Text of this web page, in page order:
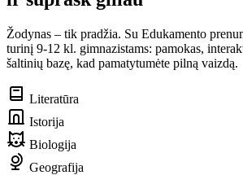
Žodynas – tik pradžia. Su Edukamento
turinį 9-12 kl. gimnazistams: pamokas,
šaltinių bazę, kad pamatytumėte pilną vaizdą.
Literatūra
Istorija
Biologija
Geografija